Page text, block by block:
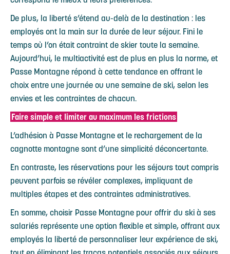
De plus, la liberté s’étend au-delà de la destination : les
employés ont la main sur la durée de leur séjour. Fini le
temps où l’on était contraint de skier toute la semaine.
Aujourd’hui, le multiactivité est de plus en plus la norme, et
Passe Montagne répond à cette tendance en offrant le
choix entre une journée ou une semaine de ski, selon les
envies et les contraintes de chacun.
Faire simple et limiter au maximum les frictions
L’adhésion à Passe Montagne et le rechargement de la
cagnotte montagne sont d’une simplicité déconcertante.
En contraste, les réservations pour les séjours tout compris
peuvent parfois se révéler complexes, impliquant de
multiples étapes et des contraintes administratives.
En somme, choisir Passe Montagne pour offrir du ski à ses
salariés représente une option flexible et simple, offrant aux
employés la liberté de personnaliser leur expérience de ski,